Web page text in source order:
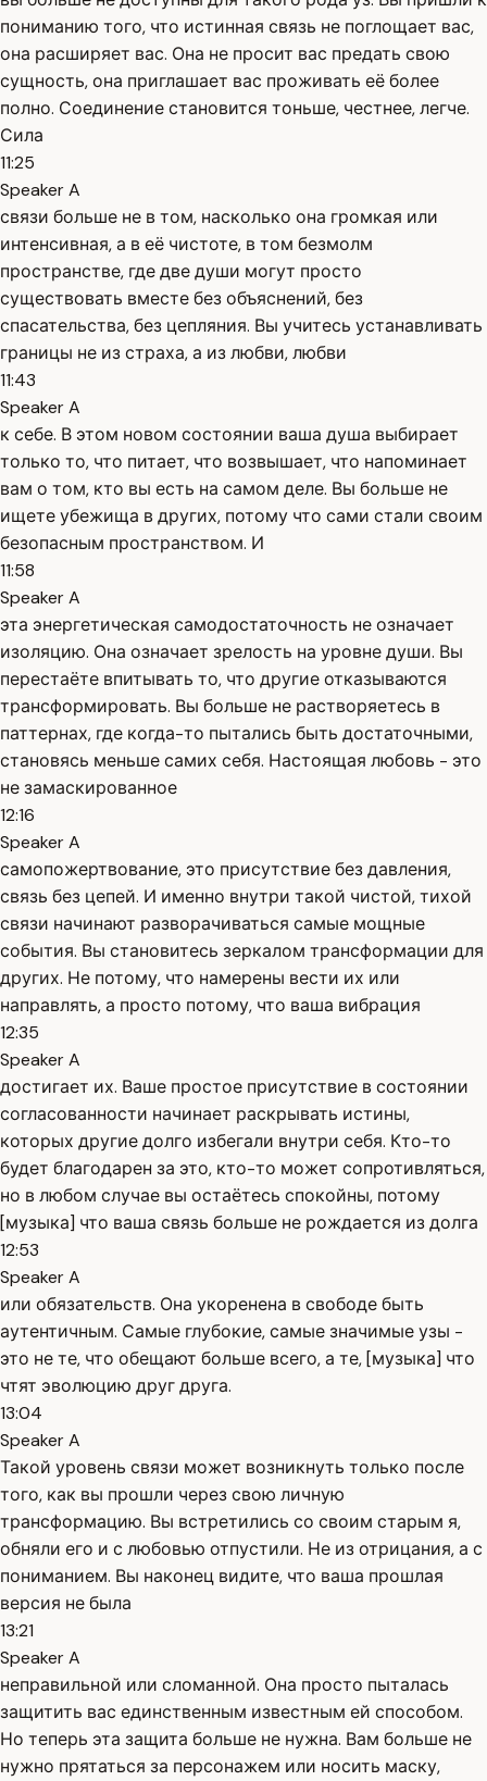
пониманию того, что истинная связь не поглощает вас,
она расширяет вас. Она не просит вас предать свою
сущность, она приглашает вас проживать её более
полно. Соединение становится тоньше, честнее, легче.
Сила
11:25
Speaker A
связи больше не в том, насколько она громкая или
интенсивная, а в её чистоте, в том безмолм
пространстве, где две души могут просто
существовать вместе без объяснений, без
спасательства, без цепляния. Вы учитесь устанавливать
границы не из страха, а из любви, любви
11:43
Speaker A
к себе. В этом новом состоянии ваша душа выбирает
только то, что питает, что возвышает, что напоминает
вам о том, кто вы есть на самом деле. Вы больше не
ищете убежища в других, потому что сами стали своим
безопасным пространством. И
11:58
Speaker A
эта энергетическая самодостаточность не означает
изоляцию. Она означает зрелость на уровне души. Вы
перестаёте впитывать то, что другие отказываются
трансформировать. Вы больше не растворяетесь в
паттернах, где когда-то пытались быть достаточными,
становясь меньше самих себя. Настоящая любовь - это
не замаскированное
12:16
Speaker A
самопожертвование, это присутствие без давления,
связь без цепей. И именно внутри такой чистой, тихой
связи начинают разворачиваться самые мощные
события. Вы становитесь зеркалом трансформации для
других. Не потому, что намерены вести их или
направлять, а просто потому, что ваша вибрация
12:35
Speaker A
достигает их. Ваше простое присутствие в состоянии
согласованности начинает раскрывать истины,
которых другие долго избегали внутри себя. Кто-то
будет благодарен за это, кто-то может сопротивляться,
но в любом случае вы остаётесь спокойны, потому
[музыка] что ваша связь больше не рождается из долга
12:53
Speaker A
или обязательств. Она укоренена в свободе быть
аутентичным. Самые глубокие, самые значимые узы -
это не те, что обещают больше всего, а те, [музыка] что
чтят эволюцию друг друга.
13:04
Speaker A
Такой уровень связи может возникнуть только после
того, как вы прошли через свою личную
трансформацию. Вы встретились со своим старым я,
обняли его и с любовью отпустили. Не из отрицания, а с
пониманием. Вы наконец видите, что ваша прошлая
версия не была
13:21
Speaker A
неправильной или сломанной. Она просто пыталась
защитить вас единственным известным ей способом.
Но теперь эта защита больше не нужна. Вам больше не
нужно прятаться за персонажем или носить маску,